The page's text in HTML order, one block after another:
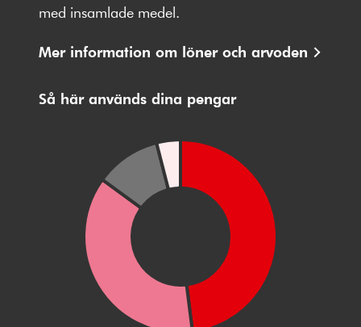
med insamlade medel.
Mer information om löner och arvoden
Så här används dina pengar